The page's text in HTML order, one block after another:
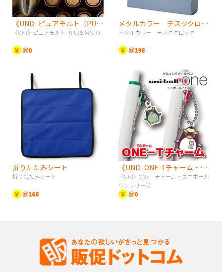
《UNI》ピュアモルト（PURE MALT）
《UNI》ピュアモルト（PURE MALT）
￥ ＠0
メタルカラー デスククロック
メタルカラー デスククロック
￥ ＠198
折りたたみシート
折りたたみシート
￥ ＠168
《UNI》ONE-Tチャーム・ユニボールワンシリーズ
《UNI》ONE-Tチャーム・ユニボール
ワンシリーズ
￥ ＠0